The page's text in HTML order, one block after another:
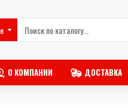
О КОМПАНИИ ДОСТАВКА